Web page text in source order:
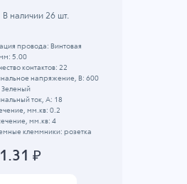
В наличии26 шт.
провода: Винтовая
5.00
контактов: 22
напряжение, B: 600
Зеленый
ток, А: 18
мм.кв: 0.2
мм.кв: 4
клеммники: розетка
₽